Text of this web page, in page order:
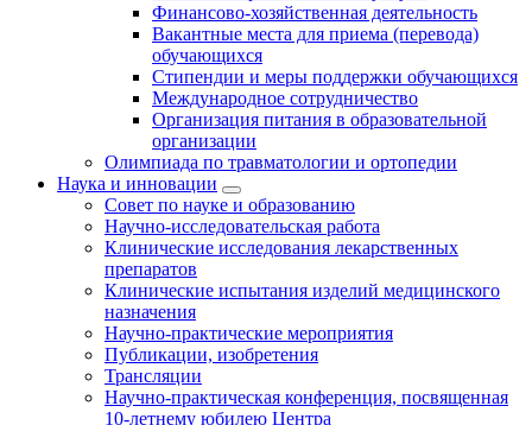
Финансово-хозяйственная деятельность
Вакантные места для приема (перевода)
обучающихся
Стипендии и меры поддержки обучающихся
Международное сотрудничество
Организация питания в образовательной
организации
Олимпиада по травматологии и ортопедии
Наука и инновации
Совет по науке и образованию
Научно-исследовательская работа
Клинические исследования лекарственных
препаратов
Клинические испытания изделий медицинского
назначения
Научно-практические мероприятия
Публикации, изобретения
Трансляции
Научно-практическая конференция, посвященная
10-летнему юбилею Центра